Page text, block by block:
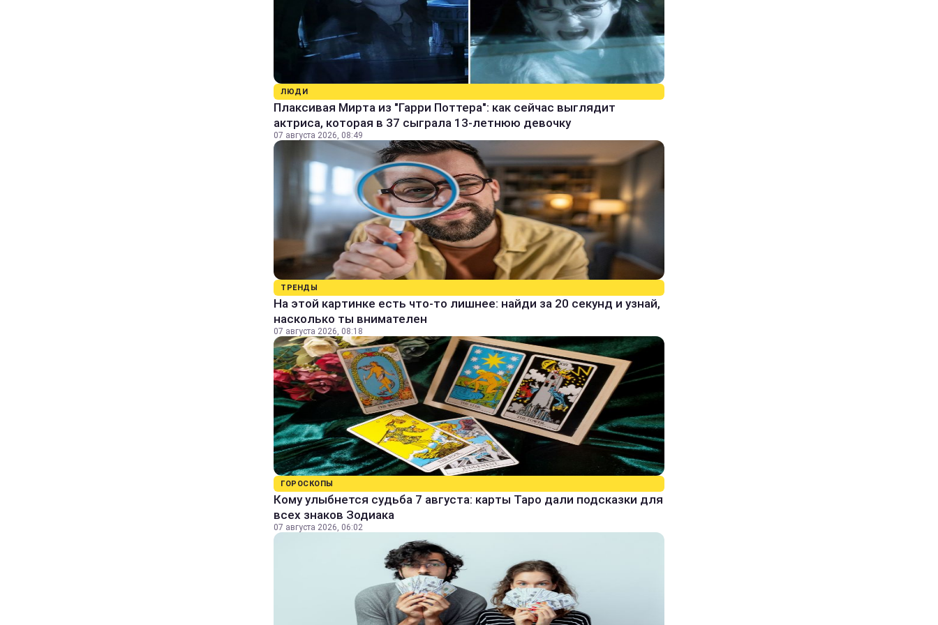
ЛЮДИ
Плаксивая Мирта из "Гарри Поттера": как сейчас выглядит
актриса, которая в 37 сыграла 13-летнюю девочку
07 августа 2026, 08:49
ТРЕНДЫ
На этой картинке есть что-то лишнее: найди за 20 секунд и узнай,
насколько ты внимателен
07 августа 2026, 08:18
ГОРОСКОПЫ
Кому улыбнется судьба 7 августа: карты Таро дали подсказки для
всех знаков Зодиака
07 августа 2026, 06:02